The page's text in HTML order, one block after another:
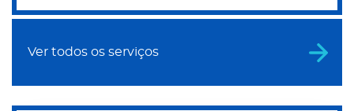
Ver todos os serviços